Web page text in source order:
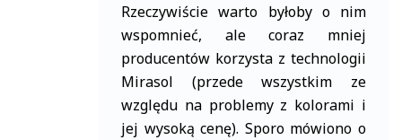
Rzeczywiście warto byłoby o nim
wspomnieć, ale coraz mniej
producentów korzysta z technologii
Mirasol (przede wszystkim ze
względu na problemy z kolorami i
jej wysoką cenę). Sporo mówiono o